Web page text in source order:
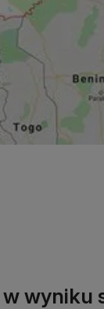
w wyniku